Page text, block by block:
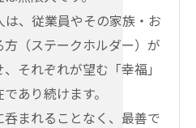
、従業員やその家族・お
（ステークホルダー）が
それぞれが望む「幸福」
あり続けます。
まれることなく、最善で